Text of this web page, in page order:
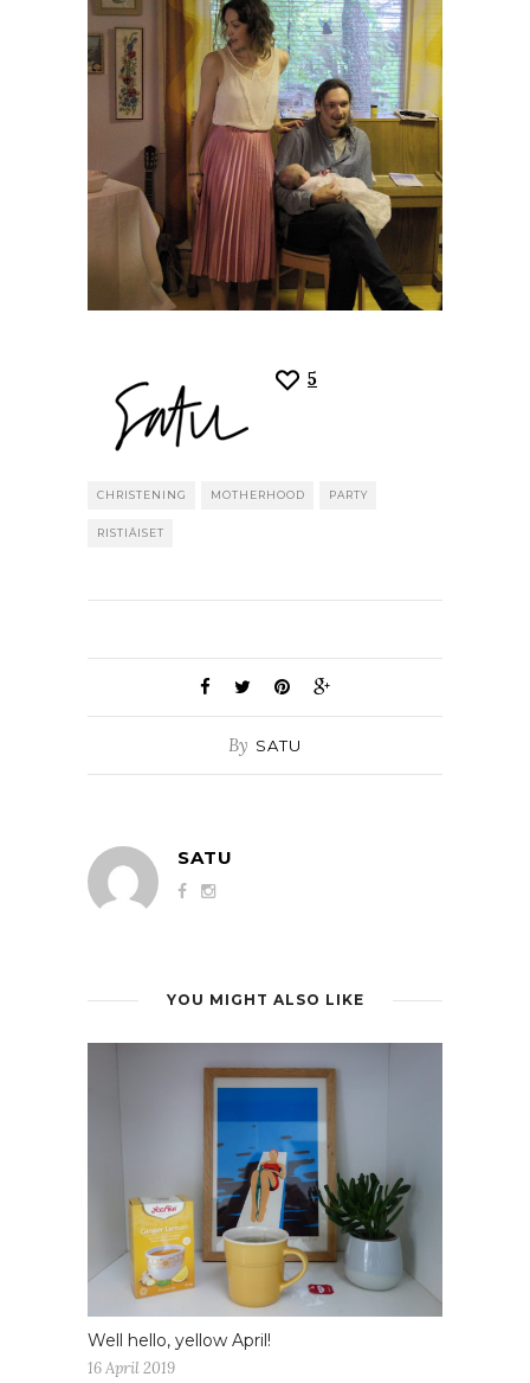
5
CHRISTENING MOTHERHOOD PARTY
RISTIÄISET
By SATU
SATU
YOU MIGHT ALSO LIKE
Well hello, yellow April!
16 April 2019